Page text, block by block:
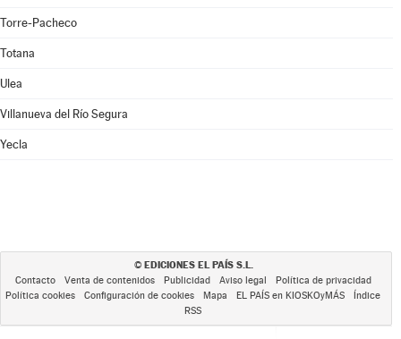
Torre-Pacheco
Totana
Ulea
Villanueva del Río Segura
Yecla
© EDICIONES EL PAÍS S.L.
Contacto Venta de contenidos Publicidad Aviso legal
Política de privacidad
Política cookies
Configuración de cookies Mapa EL PAÍS en KIOSKOyMÁS
Índice
RSS